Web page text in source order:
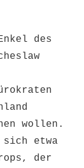
des
wollen.
etwa
der